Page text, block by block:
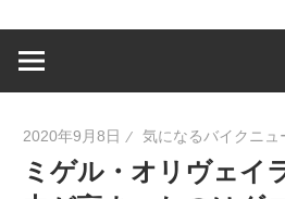
2020年9月8日 気になるバイクニュ
ミゲル・オリヴェイ